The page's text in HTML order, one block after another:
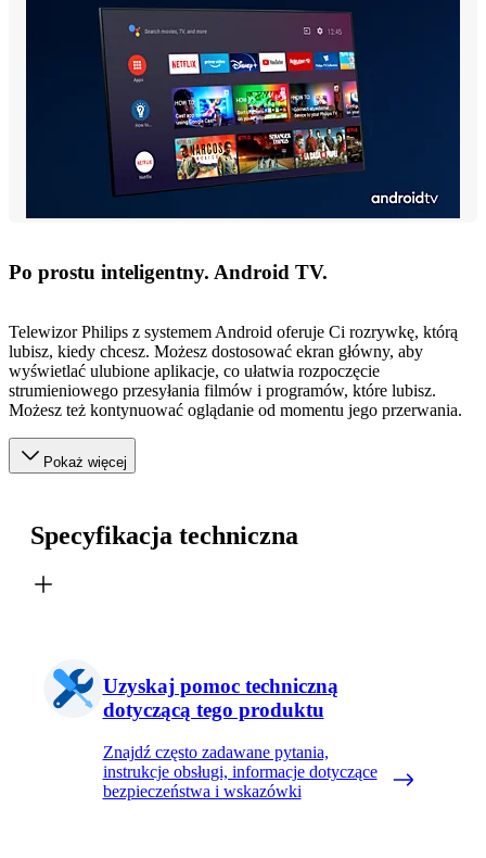
Po prostu inteligentny. Android TV.
Telewizor Philips z systemem Android oferuje Ci rozrywkę, którą
lubisz, kiedy chcesz. Możesz dostosować ekran główny, aby
wyświetlać ulubione aplikacje, co ułatwia rozpoczęcie
strumieniowego przesyłania filmów i programów, które lubisz.
Możesz też kontynuować oglądanie od momentu jego przerwania.
Pokaż więcej
Specyfikacja techniczna
Uzyskaj pomoc techniczną
dotyczącą tego produktu
Znajdź często zadawane pytania,
instrukcje obsługi, informacje dotyczące
bezpieczeństwa i wskazówki